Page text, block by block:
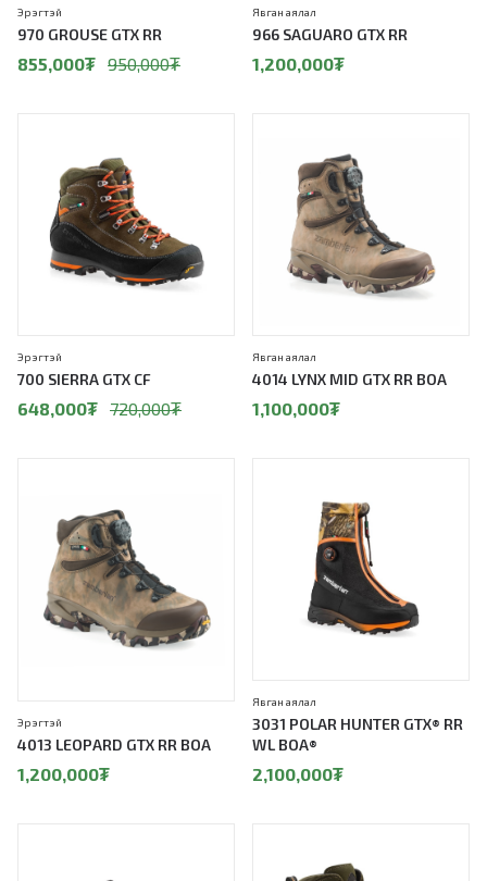
970 GROUSE GTX RR
Эрэгтэй
855,000₮ 950,000₮
966 SAGUARO GTX RR
Явган аялал
1,200,000₮
700 SIERRA GTX CF
Эрэгтэй
648,000₮ 720,000₮
4014 LYNX MID GTX RR BOA
Явган аялал
1,100,000₮
4013 LEOPARD GTX RR BOA
Эрэгтэй
1,200,000₮
3031 POLAR HUNTER GTX® RR
WL BOA®
Явган аялал
2,100,000₮